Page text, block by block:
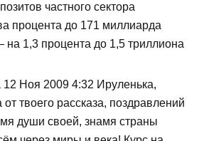
частного сектора
процента до 171 миллиарда
1,3 процента до 1,5 триллиона
12 Ноя 2009 4:32 Ируленька,
от твоего рассказа, поздравлений
души своей, знамя страны